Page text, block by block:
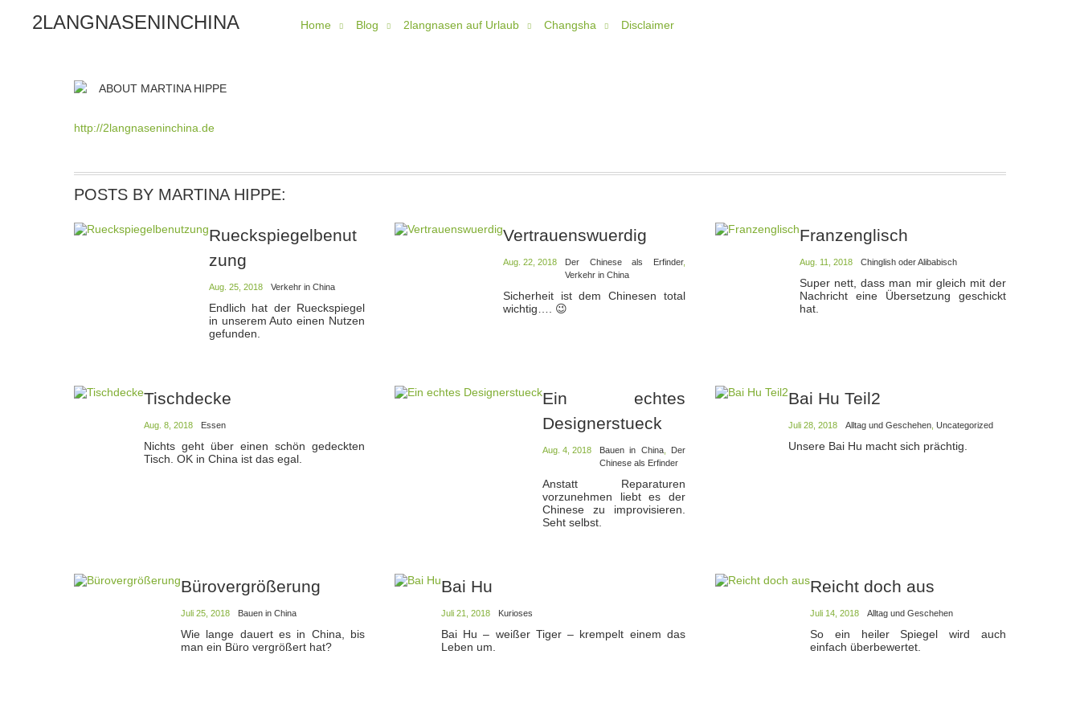
2LANGNASENINCHINA Home Blog 2langnasen auf Urlaub Changsha Disclaimer
ABOUT MARTINA HIPPE
http://2langnaseninchina.de
POSTS BY MARTINA HIPPE:
Rueckspiegelbenut
zung
Aug. 25, 2018 Verkehr in China
Endlich hat der Rueckspiegel
in unserem Auto einen Nutzen
gefunden.
Vertrauenswuerdig
Aug. 22, 2018 Der Chinese als Erfinder,
Verkehr in China
Sicherheit ist dem Chinesen total
wichtig…. 😉
Franzenglisch
Aug. 11, 2018 Chinglish oder Alibabisch
Super nett, dass man mir gleich mit der
Nachricht eine Übersetzung geschickt
hat.
Tischdecke
Aug. 8, 2018 Essen
Nichts geht über einen schön gedeckten
Tisch. OK in China ist das egal.
Ein echtes
Designerstueck
Aug. 4, 2018 Bauen in China, Der
Chinese als Erfinder
Anstatt Reparaturen
vorzunehmen liebt es der
Chinese zu improvisieren.
Seht selbst.
Bai Hu Teil2
Juli 28, 2018 Alltag und Geschehen ,Uncategorized
Unsere Bai Hu macht sich prächtig.
Bürovergrößerung
Juli 25, 2018 Bauen in China
Wie lange dauert es in China, bis
man ein Büro vergrößert hat?
Bai Hu
Juli 21, 2018 Kurioses
Bai Hu – weißer Tiger – krempelt einem das
Leben um.
Reicht doch aus
Juli 14, 2018 Alltag und Geschehen
So ein heiler Spiegel wird auch
einfach überbewertet.